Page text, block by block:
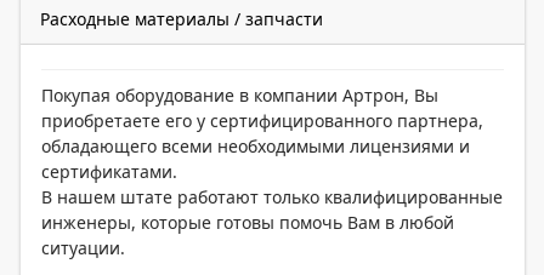
Расходные материалы / запчасти
Покупая оборудование в компании Артрон, Вы
приобретаете его у сертифицированного партнера,
обладающего всеми необходимыми лицензиями и
сертификатами.
В нашем штате работают только квалифицированные
инженеры, которые готовы помочь Вам в любой
ситуации.